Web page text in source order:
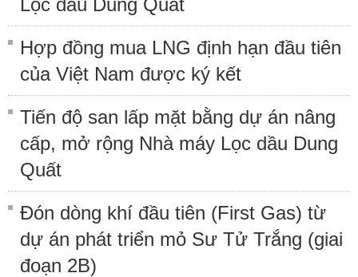
Hợp đồng mua LNG định hạn đầu tiên
của Việt Nam được ký kết
Tiến độ san lấp mặt bằng dự án nâng
cấp, mở rộng Nhà máy Lọc dầu Dung
Quất
Đón dòng khí đầu tiên (First Gas) từ
dự án phát triển mỏ Sư Tử Trắng (giai
đoạn 2B)